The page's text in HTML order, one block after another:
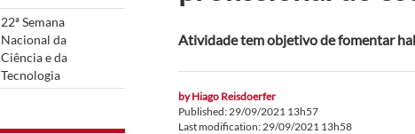
22ª Semana
Nacional da
Ciência e da
Tecnologia
Atividade tem objetivo de fomentar
byHiago Reisdoerfer
Published: 29/09/2021 13h57
Last modification: 29/09/2021 13h58